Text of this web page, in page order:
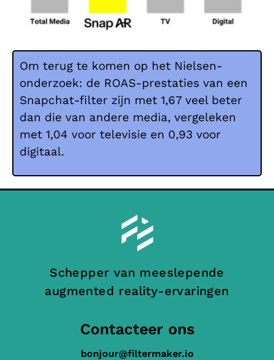
Om terug te komen op het Nielsen-
onderzoek: de ROAS-prestaties van een
Snapchat-filter zijn met 1,67 veel beter
dan die van andere media, vergeleken
met 1,04 voor televisie en 0,93 voor
digitaal.
Schepper van meeslepende
augmented reality-ervaringen
Contacteer ons
bonjour@filtermaker.io